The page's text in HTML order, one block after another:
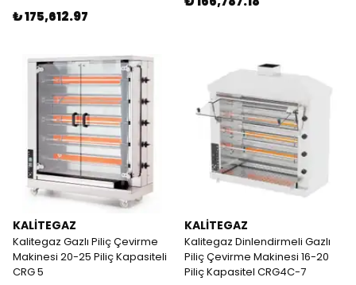
₺ 175,612.97
KALİTEGAZ
Kalitegaz Gazlı Piliç Çevirme
Makinesi 20-25 Piliç Kapasiteli
CRG 5
KALİTEGAZ
Kalitegaz Dinlendirmeli Gazlı
Piliç Çevirme Makinesi 16-20
Piliç Kapasitel CRG4C-7